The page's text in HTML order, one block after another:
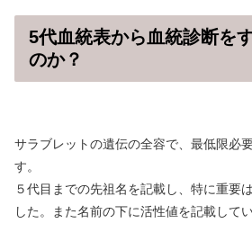
5代血統表から血統診断を
のか？
サラブレットの遺伝の全容で、最低限必
す。
５代目までの先祖名を記載し、特に重要
した。また名前の下に活性値を記載してい